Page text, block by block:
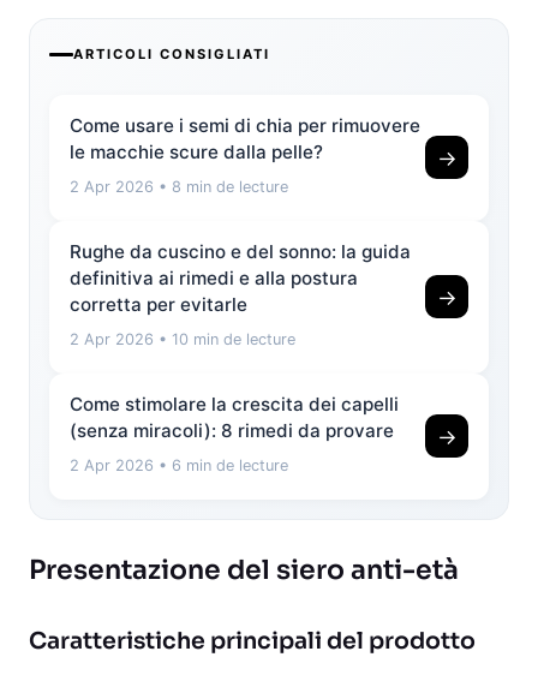
ARTICOLI CONSIGLIATI
Come usare i semi di chia per rimuovere
le macchie scure dalla pelle?
2 Apr 2026 • 8 min de lecture
→
Rughe da cuscino e del sonno: la guida
definitiva ai rimedi e alla postura
corretta per evitarle
2 Apr 2026 • 10 min de lecture
→
Come stimolare la crescita dei capelli
(senza miracoli): 8 rimedi da provare
2 Apr 2026 • 6 min de lecture
→
Presentazione del siero anti-età
Caratteristiche principali del prodotto